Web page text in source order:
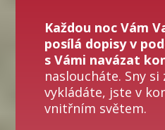
Každou noc Vám
posílá dopisy v
s Vámi navázat
nasloucháte. Sny
vykládáte, jste v
vnitřním světem.